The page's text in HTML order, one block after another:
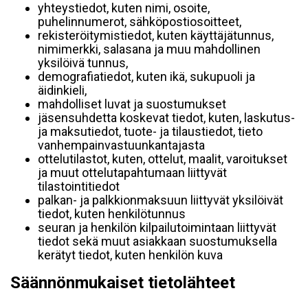
yhteystiedot, kuten nimi, osoite,
puhelinnumerot, sähköpostiosoitteet,
rekisteröitymistiedot, kuten käyttäjätunnus,
nimimerkki, salasana ja muu mahdollinen
yksilöivä tunnus,
demografiatiedot, kuten ikä, sukupuoli ja
äidinkieli,
mahdolliset luvat ja suostumukset
jäsensuhdetta koskevat tiedot, kuten, laskutus-
ja maksutiedot, tuote- ja tilaustiedot, tieto
vanhempainvastuunkantajasta
ottelutilastot, kuten, ottelut, maalit, varoitukset
ja muut ottelutapahtumaan liittyvät
tilastointitiedot
palkan- ja palkkionmaksuun liittyvät yksilöivät
tiedot, kuten henkilötunnus
seuran ja henkilön kilpailutoimintaan liittyvät
tiedot sekä muut asiakkaan suostumuksella
kerätyt tiedot, kuten henkilön kuva
Säännönmukaiset tietolähteet